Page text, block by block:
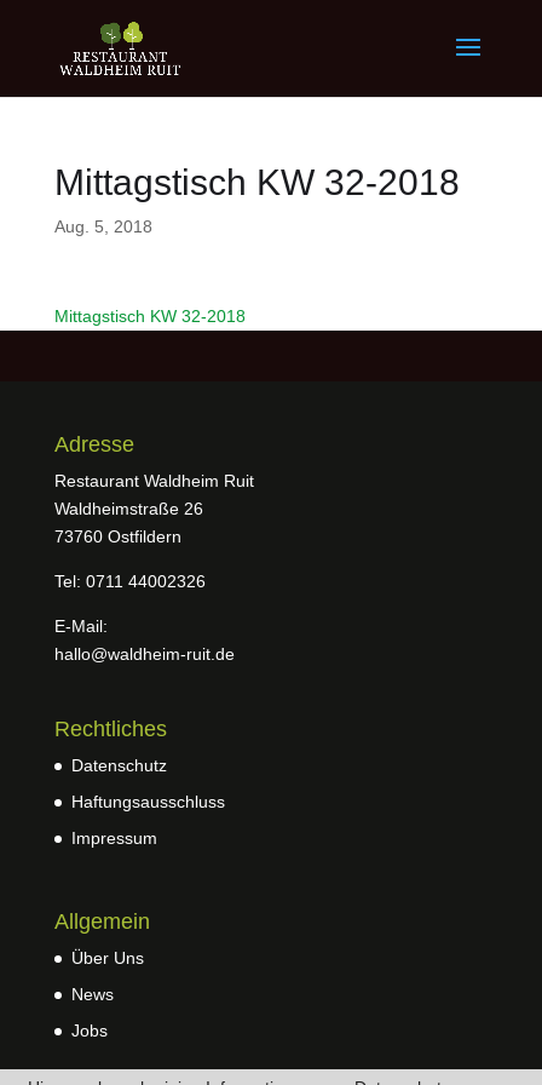
Mittagstisch KW 32-2018
Aug. 5, 2018
Mittagstisch KW 32-2018
Adresse
Restaurant Waldheim Ruit
Waldheimstraße 26
73760 Ostfildern
Tel: 0711 44002326
E-Mail:
hallo@waldheim-ruit.de
Rechtliches
Datenschutz
Haftungsausschluss
Impressum
Allgemein
Über Uns
News
Jobs